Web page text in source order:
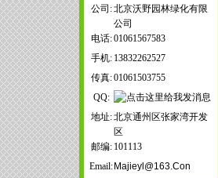
公司:北京沃野园林绿化有限
公司
电话:01061567583
手机: 13832262527
传真:01061503755
QQ:
地址:北京通州区张家湾开发
区
邮编: 101113
Email: Majieyl@163.con